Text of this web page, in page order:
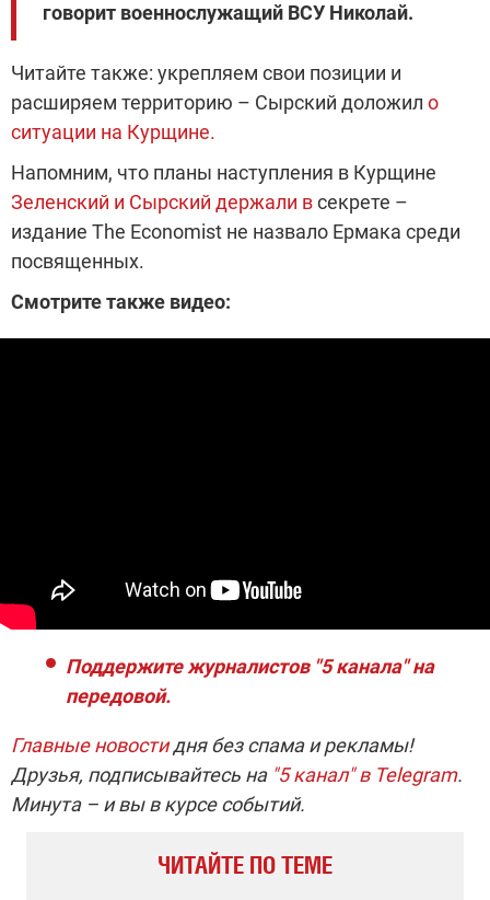
говорит военнослужащий ВСУ Николай.
Читайте также: укрепляем свои позиции и
расширяем территорию – Сырский доложил о
ситуации на Курщине.
Напомним, что планы наступления в Курщине
Зеленский и Сырский держали всекрете –
издание The Economist не назвало Ермака среди
посвященных.
Смотрите также видео:
Поддержите журналистов "5 канала" на
передовой.
Главные новостидня без спама и рекламы!
Друзья, подписывайтесь на "5 канал" в Telegram.
Минута – и вы в курсе событий.
ЧИТАЙТЕ ПО ТЕМЕ